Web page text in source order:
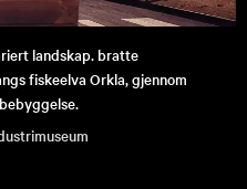
landskap. bratte
fiskeelva Orkla, gjennom